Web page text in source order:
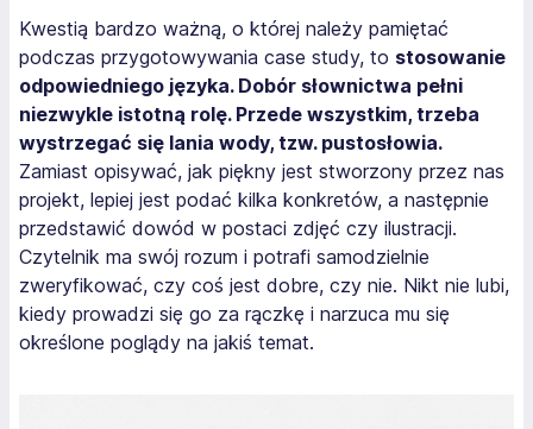
Kwestią bardzo ważną, o której należy pamiętać
podczas przygotowywania case study, to stosowanie
odpowiedniego języka. Dobór słownictwa pełni
niezwykle istotną rolę. Przede wszystkim, trzeba
wystrzegać się lania wody, tzw. pustosłowia.
Zamiast opisywać, jak piękny jest stworzony przez nas
projekt, lepiej jest podać kilka konkretów, a następnie
przedstawić dowód w postaci zdjęć czy ilustracji.
Czytelnik ma swój rozum i potrafi samodzielnie
zweryfikować, czy coś jest dobre, czy nie. Nikt nie lubi,
kiedy prowadzi się go za rączkę i narzuca mu się
określone poglądy na jakiś temat.